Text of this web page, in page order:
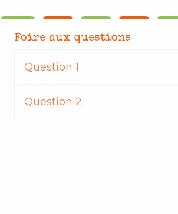
Foire aux questions
Question 1
Question 2